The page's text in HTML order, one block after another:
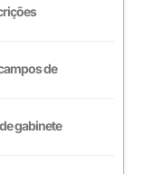
de
gabinete